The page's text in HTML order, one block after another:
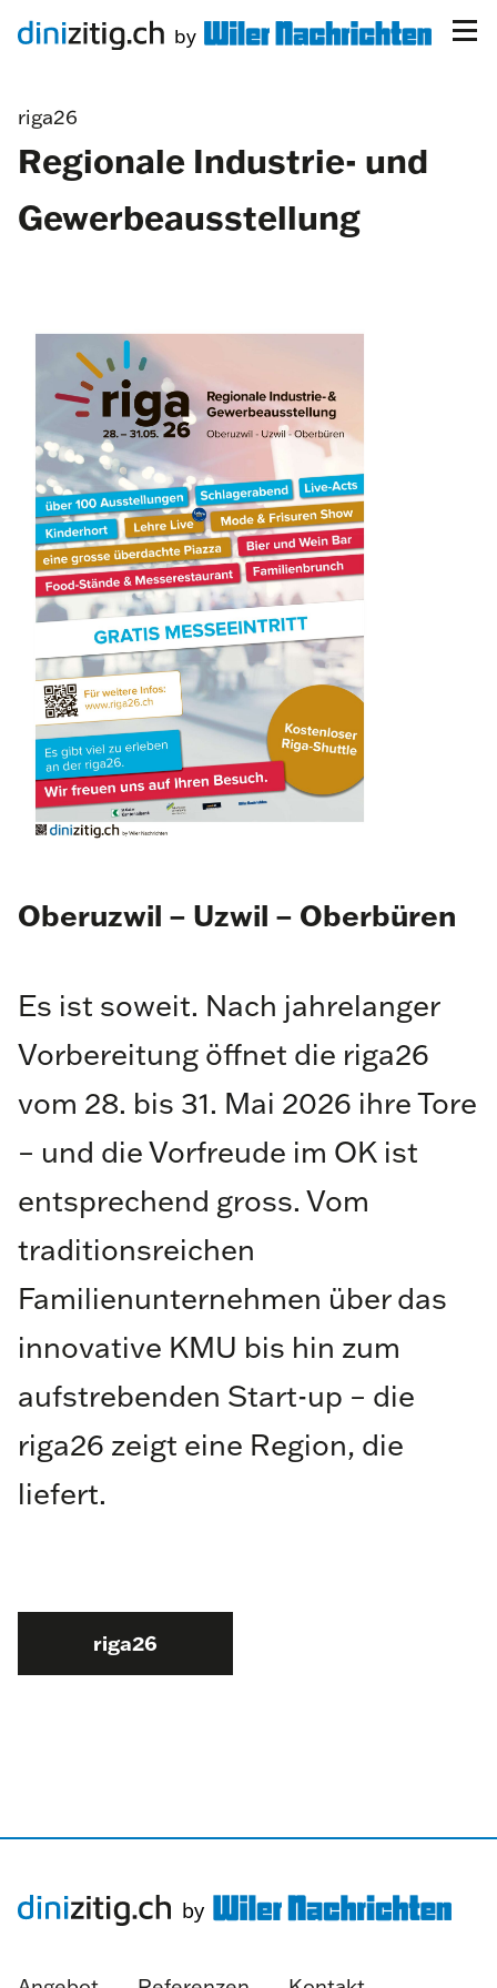
riga26
Regionale Industrie- und
Gewerbeausstellung
Oberuzwil – Uzwil – Oberbüren
Es ist soweit. Nach jahrelanger
Vorbereitung öffnet die riga26
vom 28. bis 31. Mai 2026 ihre Tore
– und die Vorfreude im OK ist
entsprechend gross. Vom
traditionsreichen
Familienunternehmen über das
innovative KMU bis hin zum
aufstrebenden Start-up – die
riga26 zeigt eine Region, die
liefert.
riga26